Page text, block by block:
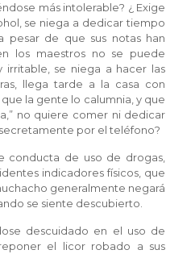
más intolerable? ¿ Exige
se niega a dedicar tiempo
pesar de que sus notas han
los maestros no se puede
irritable, se niega a hacer las
llega tarde a la casa con
la gente lo calumnia, y que
no quiere comer ni dedicar
por el teléfono?
conducta de uso de drogas,
indicadores físicos, que
generalmente negará
se siente descubierto.
descuidado en el uso de
el licor robado a sus